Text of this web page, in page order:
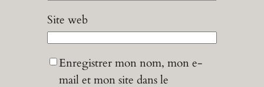
Site web
Enregistrer mon nom, mon e-
mail et mon site dans le